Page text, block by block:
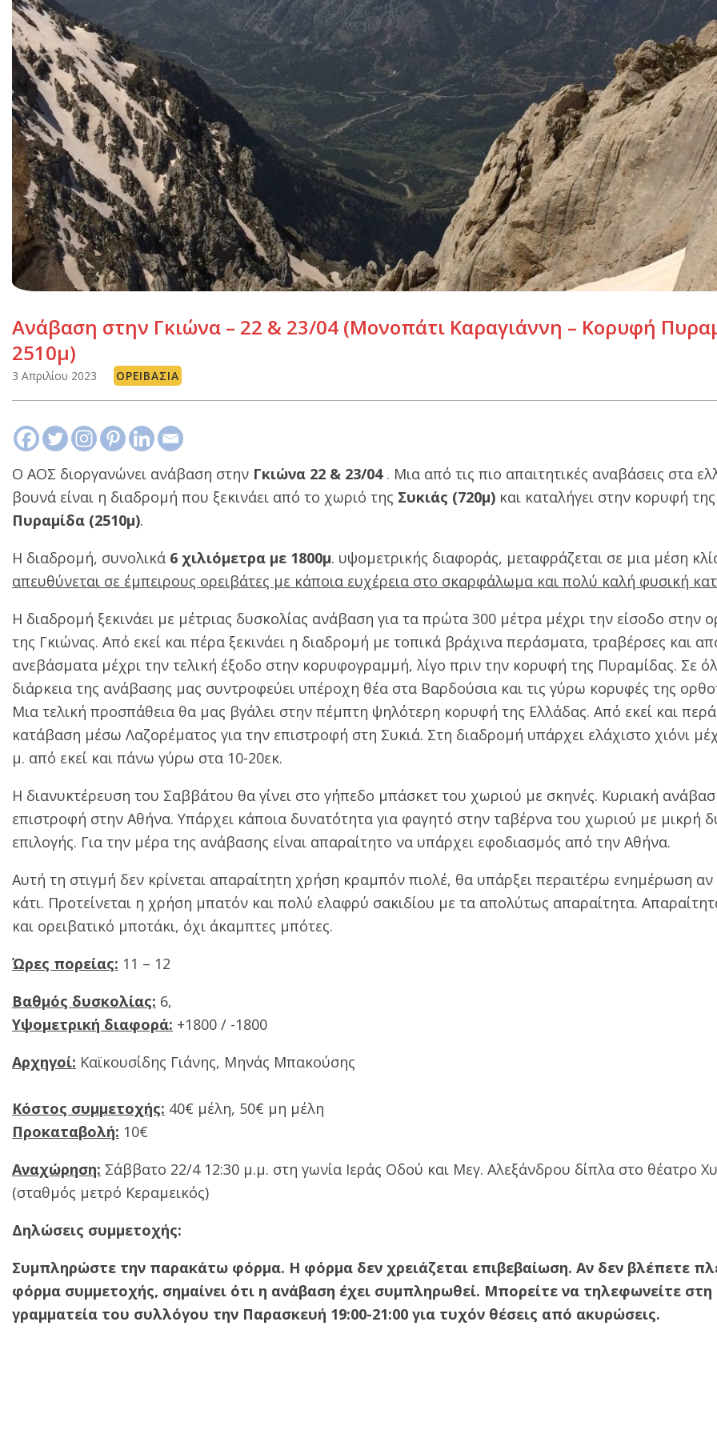
Ανάβαση στην Γκιώνα – 22 & 23/04 (Μονοπάτι Καραγιάννη – Κορυφή
2510μ)
3 Απριλίου 2023 ΟΡΕΙΒΑΣΊΑ
Ο ΑΟΣ διοργανώνει ανάβαση στην Γκιώνα 22 & 23/04. Μια από τις πιο απαιτητικές αναβάσεις στα
βουνά είναι η διαδρομή που ξεκινάει από το χωριό της Συκιάς (720μ) και καταλήγει στην κορυφή
Πυραμίδα (2510μ).
Η διαδρομή, συνολικά 6 χιλιόμετρα με 1800μ. υψομετρικής διαφοράς, μεταφράζεται σε μια μέση
απευθύνεται σε έμπειρους ορειβάτες με κάποια ευχέρεια στο σκαρφάλωμα και πολύ καλή φυσική
Η διαδρομή ξεκινάει με μέτριας δυσκολίας ανάβαση για τα πρώτα 300 μέτρα μέχρι την είσοδο στην
της Γκιώνας. Από εκεί και πέρα ξεκινάει η διαδρομή με τοπικά βράχινα περάσματα, τραβέρσες και
ανεβάσματα μέχρι την τελική έξοδο στην κορυφογραμμή, λίγο πριν την κορυφή της Πυραμίδας. Σε
διάρκεια της ανάβασης μας συντροφεύει υπέροχη θέα στα Βαρδούσια και τις γύρω κορυφές της
Μια τελική προσπάθεια θα μας βγάλει στην πέμπτη ψηλότερη κορυφή της Ελλάδας. Από εκεί και
κατάβαση μέσω Λαζορέματος για την επιστροφή στη Συκιά. Στη διαδρομή υπάρχει ελάχιστο χιόνι
μ. από εκεί και πάνω γύρω στα 10-20εκ.
Η διανυκτέρευση του Σαββάτου θα γίνει στο γήπεδο μπάσκετ του χωριού με σκηνές. Κυριακή
επιστροφή στην Αθήνα. Υπάρχει κάποια δυνατότητα για φαγητό στην ταβέρνα του χωριού με μικρή
επιλογής. Για την μέρα της ανάβασης είναι απαραίτητο να υπάρχει εφοδιασμός από την Αθήνα.
Αυτή τη στιγμή δεν κρίνεται απαραίτητη χρήση κραμπόν πιολέ, θα υπάρξει περαιτέρω ενημέρωση αν
κάτι. Προτείνεται η χρήση μπατόν και πολύ ελαφρύ σακιδίου με τα απολύτως απαραίτητα.
και ορειβατικό μποτάκι, όχι άκαμπτες μπότες.
Ώρες πορείας: 11 – 12
Βαθμός δυσκολίας: 6,
Υψομετρική διαφορά: +1800 / -1800
Αρχηγοί: Καϊκουσίδης Γιάνης, Μηνάς Μπακούσης
Κόστος συμμετοχής: 40€ μέλη, 50€ μη μέλη
Προκαταβολή: 10€
Αναχώρηση: Σάββατο 22/4 12:30 μ.μ. στη γωνία Ιεράς Οδού και Μεγ. Αλεξάνδρου δίπλα στο θέατρο
(σταθμός μετρό Κεραμεικός)
Δηλώσεις συμμετοχής:
Συμπληρώστε την παρακάτω φόρμα. Η φόρμα δεν χρειάζεται επιβεβαίωση. Αν δεν βλέπετε
φόρμα συμμετοχής, σημαίνει ότι η ανάβαση έχει συμπληρωθεί. Μπορείτε να τηλεφωνείτε στη
γραμματεία του συλλόγου την Παρασκευή 19:00-21:00 για τυχόν θέσεις από ακυρώσεις.